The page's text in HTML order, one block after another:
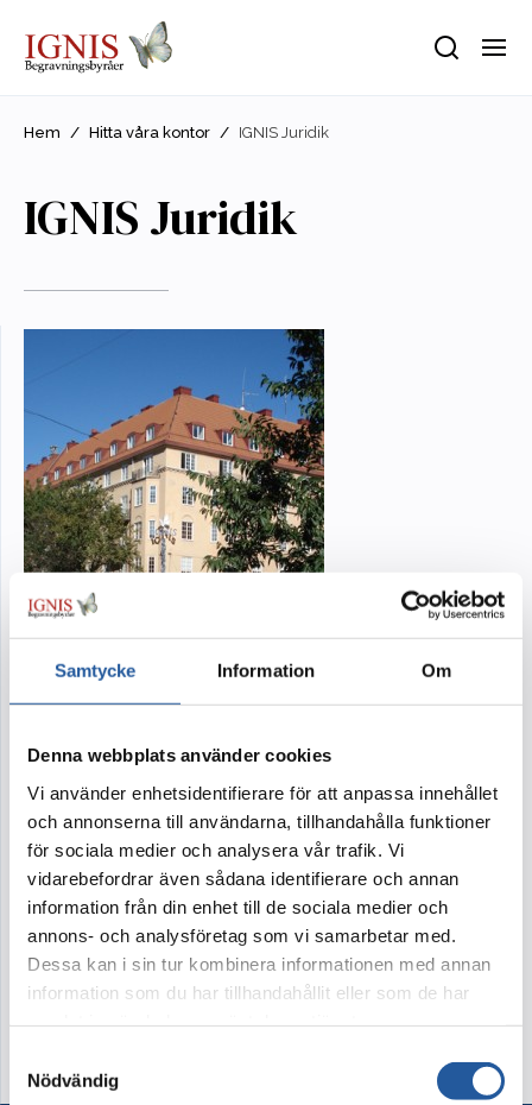
Samtycke Information Om
Denna webbplats använder cookies
Vi använder enhetsidentifierare för att anpassa innehållet
och annonserna till användarna, tillhandahålla funktioner
för sociala medier och analysera vår trafik. Vi
vidarebefordrar även sådana identifierare och annan
information från din enhet till de sociala medier och
annons- och analysföretag som vi samarbetar med.
Dessa kan i sin tur kombinera informationen med annan
information som du har tillhandahållit eller som de har
Nödvändig
Hem / Hitta våra kontor / IGNIS Juridik
IGNIS Juridik
IGNIS Juridik
Sveavägen 116, Box 19071 104 32 Stockholm
Månd - torsd 9.00 - 16.00 fred 9:00 - 15:00
08-15 16 70
juridik@ignis.se